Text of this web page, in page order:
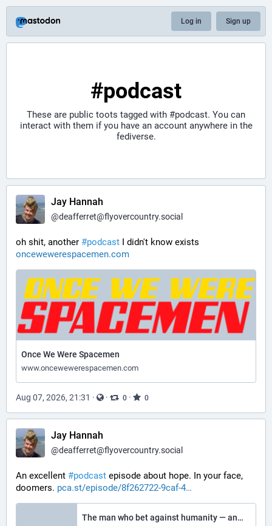
Log in Sign up
#podcast
These are public toots tagged with #podcast. You can
interact with them if you have an account anywhere in the
fediverse.
Jay Hannah
@deafferret@flyovercountry.social
oh shit, another #podcast I didn't know exists
oncewewerespacemen.com
Once We Were Spacemen
www.oncewewerespacemen.com
Aug 07, 2026, 21:31 · · 0 · 0
Jay Hannah
@deafferret@flyovercountry.social
An excellent #podcast episode about hope. In your face,
doomers. pca.st/episode/8f262722-9caf-4
The man who bet against humanity — and lost